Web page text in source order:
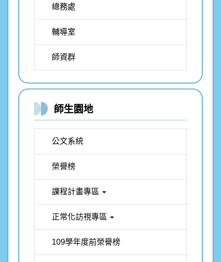
總務處
輔導室
師資群
師生園地
公文系統
榮譽榜
課程計畫專區
正常化訪視專區
109學年度前榮譽榜